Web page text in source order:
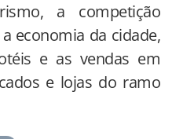
a competição
economia da cidade,
e as vendas em
e lojas do ramo